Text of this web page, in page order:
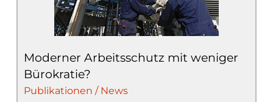
Moderner Arbeitsschutz mit weniger
Bürokratie?
Publikationen / News